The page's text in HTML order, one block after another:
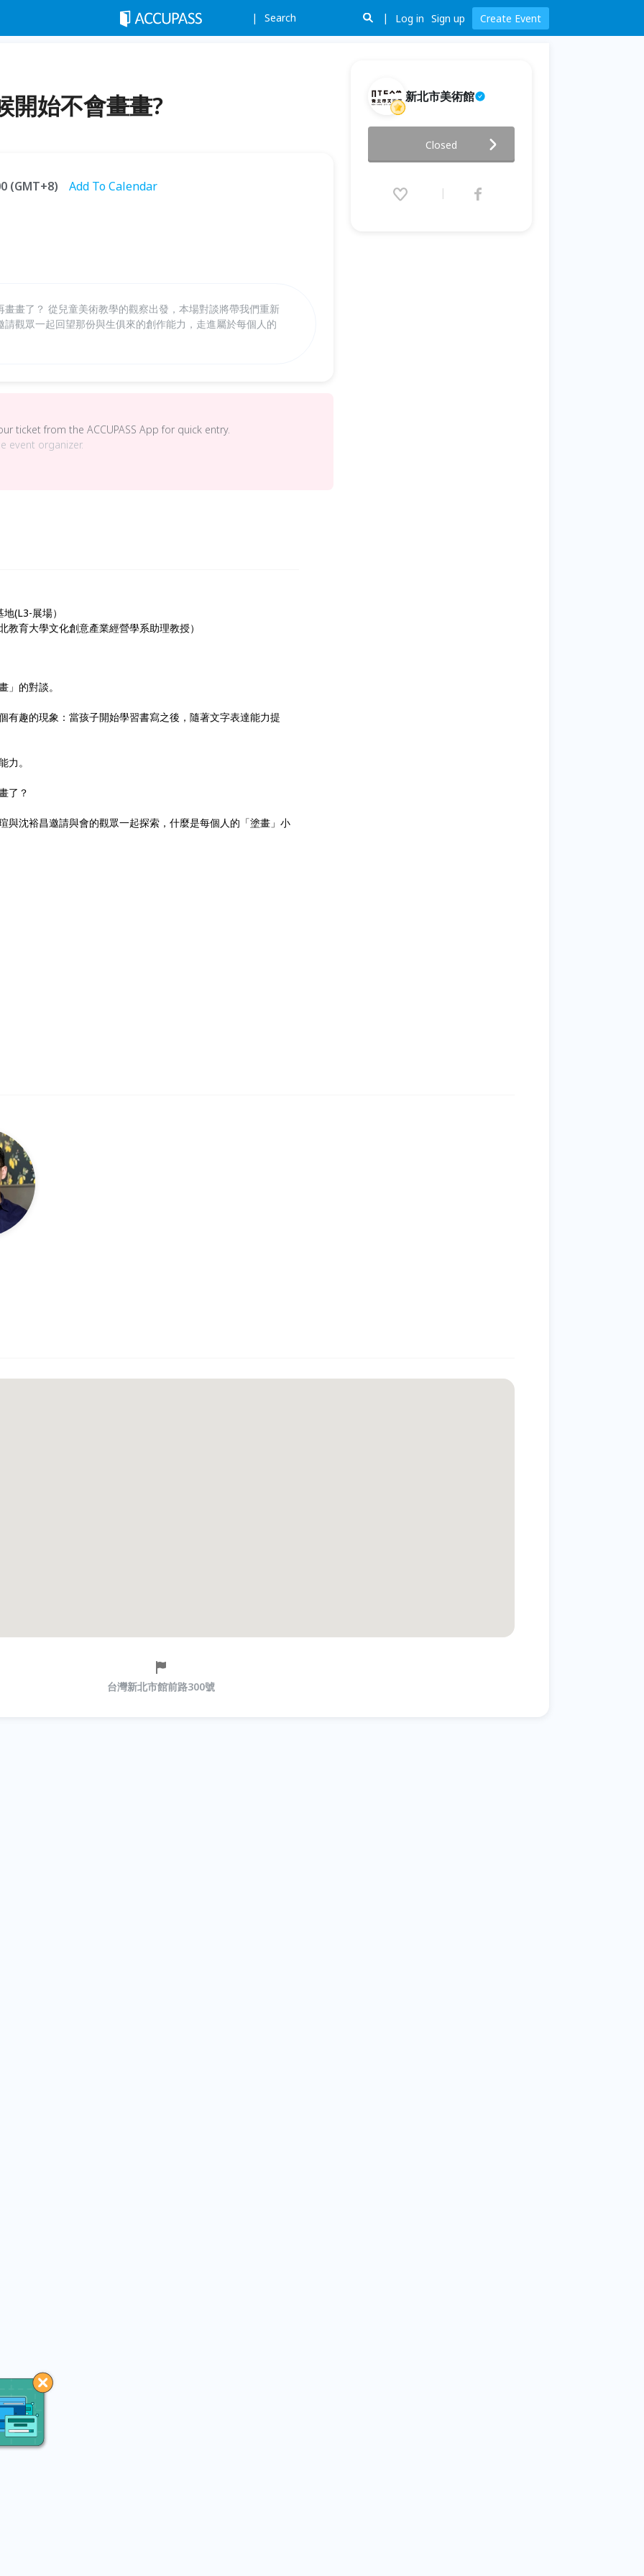
Search Log in Sign up Create Event
開始不會畫畫?
(GMT+8) Add To Calendar
畫了？ 從兒童美術教學的觀察出發，本場對談將帶我們重新
觀眾一起回望那份與生俱來的創作能力，走進屬於每個人的
ticket from the ACCUPASS App for quick entry.
event organizer.
(L3-展場）
育大學文化創意產業經營學系助理教授）
」的對談。
有趣的現象：當孩子開始學習書寫之後，隨著文字表達能力提
力。
了？
與沈裕昌邀請與會的觀眾一起探索，什麼是每個人的「塗畫」小
新北市美術館
2026.05.30 (Sat) 14:30 - 16:00
Closed
台灣新北市館前路300號